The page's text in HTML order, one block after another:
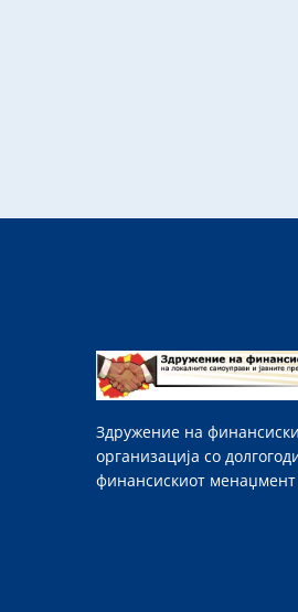
Здружение на
организација со
финансискиот менаџмент